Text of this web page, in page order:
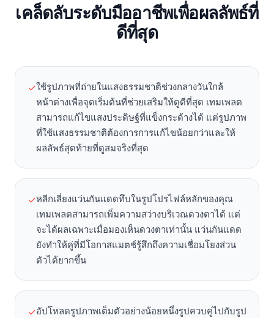
เคล็ดลับระดับมืออาชีพเพื่อผลลัพธ์ที่
ดีที่สุด
✓ใช้รูปภาพที่ถ่ายในแสงธรรมชาติช่วงกลางวันใกล้
หน้าต่างเพื่อจุดเริ่มต้นที่ช่วยเสริมให้ดูดีที่สุด เทมเพลต
สามารถแก้ไขแสงประดิษฐ์ที่แข็งกระด้างได้ แต่รูปภาพ
ที่ใช้แสงธรรมชาติต้องการการแก้ไขน้อยกว่าและให้
ผลลัพธ์สุดท้ายที่ดูสมจริงที่สุด
✓หลีกเลี่ยงแว่นกันแดดทึบในรูปโปรไฟล์หลักของคุณ
เทมเพลตสามารถเพิ่มความสว่างบริเวณดวงตาได้ แต่
จะได้ผลเฉพาะเมื่อมองเห็นดวงตาเท่านั้น แว่นกันแดด
ยังทำให้คู่ที่มีโอกาสแมตช์รู้สึกถึงความเชื่อมโยงส่วน
ตัวได้ยากขึ้น
✓อัปโหลดรูปภาพเต็มตัวอย่างน้อยหนึ่งรูปควบคู่ไปกับรูป